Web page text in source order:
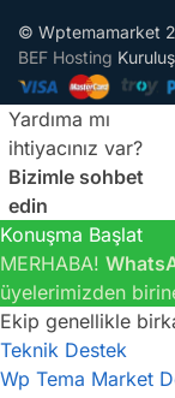
© Wptemamarket
BEF Hosting
Yardıma mı
ihtiyacınız var?
Bizimle sohbet
edin
Konuşma Başlat
MERHABA!
üyelerimizden
Ekip genellikle
Teknik Destek
Wp Tema Market